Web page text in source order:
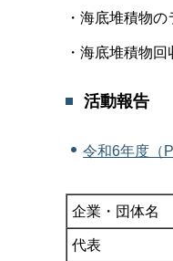
・海底堆積物
・海底堆積物
活動報告
令和6年度（
企業・団体名
代表